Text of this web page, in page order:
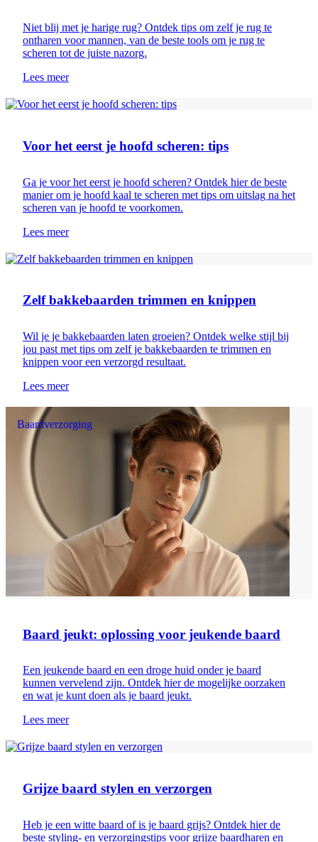
Niet blij met je harige rug? Ontdek tips om zelf je rug te
ontharen voor mannen, van de beste tools om je rug te
scheren tot de juiste nazorg.
Lees meer
Voor het eerst je hoofd scheren: tips
Ga je voor het eerst je hoofd scheren? Ontdek hier de beste
manier om je hoofd kaal te scheren met tips om uitslag na het
scheren van je hoofd te voorkomen.
Lees meer
Zelf bakkebaarden trimmen en knippen
Wil je je bakkebaarden laten groeien? Ontdek welke stijl bij
jou past met tips om zelf je bakkebaarden te trimmen en
knippen voor een verzorgd resultaat.
Lees meer
Baardverzorging
Baard jeukt: oplossing voor jeukende baard
Een jeukende baard en een droge huid onder je baard
kunnen vervelend zijn. Ontdek hier de mogelijke oorzaken
en wat je kunt doen als je baard jeukt.
Lees meer
Grijze baard stylen en verzorgen
Heb je een witte baard of is je baard grijs? Ontdek hier de
beste styling- en verzorgingstips voor grijze baardharen en